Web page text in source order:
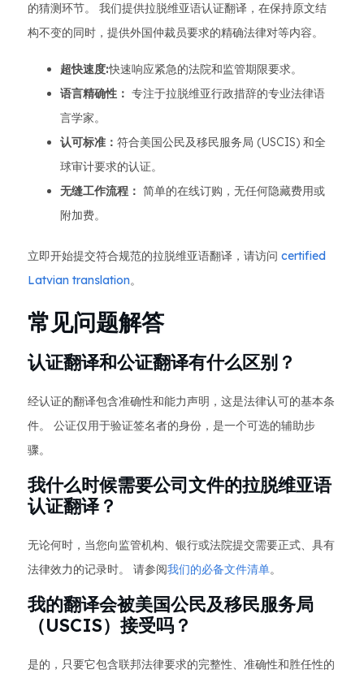
的猜测环节。 我们提供拉脱维亚语认证翻译，在保持原文结
构不变的同时，提供外国仲裁员要求的精确法律对等内容。
超快速度:快速响应紧急的法院和监管期限要求。
语言精确性： 专注于拉脱维亚行政措辞的专业法律语
言学家。
认可标准： 符合美国公民及移民服务局 (USCIS) 和全
球审计要求的认证。
无缝工作流程： 简单的在线订购，无任何隐藏费用或
附加费。
立即开始提交符合规范的拉脱维亚语翻译，请访问 certified
Latvian translation。
常见问题解答
认证翻译和公证翻译有什么区别？
经认证的翻译包含准确性和能力声明，这是法律认可的基本条
件。 公证仅用于验证签名者的身份，是一个可选的辅助步
骤。
我什么时候需要公司文件的拉脱维亚语
认证翻译？
无论何时，当您向监管机构、银行或法院提交需要正式、具有
法律效力的记录时。 请参阅我们的必备文件清单。
我的翻译会被美国公民及移民服务局
（USCIS）接受吗？
是的，只要它包含联邦法律要求的完整性、准确性和胜任性的